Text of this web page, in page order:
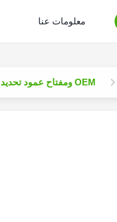
معلومات عنا
OEM ومفتاح عمود تحديد التروس الجديد مع ضمان لمدة 12-18 شهرًا لـ H940S H940ST HB100